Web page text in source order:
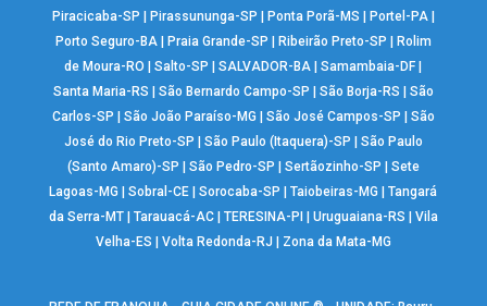
Piracicaba-SP | Pirassununga-SP | Ponta Porã-MS | Portel-PA|
Porto Seguro-BA| Praia Grande-SP | Ribeirão Preto-SP | Rolim
de Moura-RO |Salto-SP |SALVADOR-BA |Samambaia-DF |
Santa Maria-RS | São Bernardo Campo-SP | São Borja-RS | São
Carlos-SP | São João Paraíso-MG | São José Campos-SP | São
José do Rio Preto-SP | São Paulo (Itaquera)-SP | São Paulo
(Santo Amaro)-SP | São Pedro-SP | Sertãozinho-SP | Sete
Lagoas-MG |Sobral-CE |Sorocaba-SP |Taiobeiras-MG |Tangará
da Serra-MT| Tarauacá-AC| TERESINA-PI | Uruguaiana-RS | Vila
Velha-ES | Volta Redonda-RJ | Zona da Mata-MG